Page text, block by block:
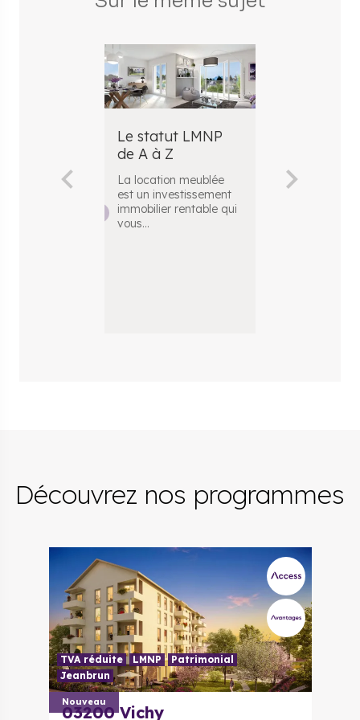
Le statut LMNP
de A à Z
La location meublée
est un investissement
immobilier rentable qui
vous...
pour
Découvrez nos programmes
Nouveau
TVA réduite LMNP
Patrimonial
Jeanbrun
03200 Vichy